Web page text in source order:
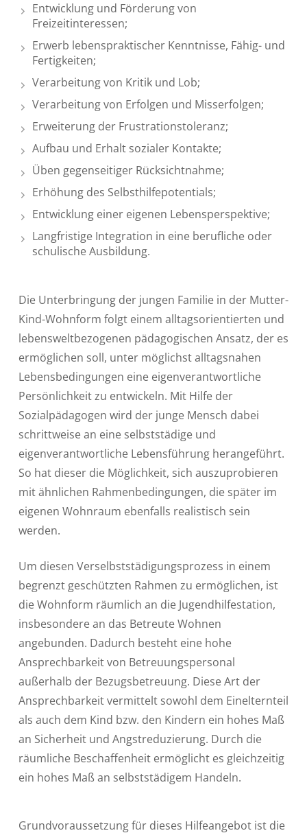
Entwicklung und Förderung von
Freizeitinteressen;
Erwerb lebenspraktischer Kenntnisse, Fähig- und
Fertigkeiten;
Verarbeitung von Kritik und Lob;
Verarbeitung von Erfolgen und Misserfolgen;
Erweiterung der Frustrationstoleranz;
Aufbau und Erhalt sozialer Kontakte;
Üben gegenseitiger Rücksichtnahme;
Erhöhung des Selbsthilfepotentials;
Entwicklung einer eigenen Lebensperspektive;
Langfristige Integration in eine berufliche oder
schulische Ausbildung.
Die Unterbringung der jungen Familie in der Mutter-
Kind-Wohnform folgt einem alltagsorientierten und
lebensweltbezogenen pädagogischen Ansatz, der es
ermöglichen soll, unter möglichst alltagsnahen
Lebensbedingungen eine eigenverantwortliche
Persönlichkeit zu entwickeln. Mit Hilfe der
Sozialpädagogen wird der junge Mensch dabei
schrittweise an eine selbststädige und
eigenverantwortliche Lebensführung herangeführt.
So hat dieser die Möglichkeit, sich auszuprobieren
mit ähnlichen Rahmenbedingungen, die später im
eigenen Wohnraum ebenfalls realistisch sein
werden.
Um diesen Verselbststädigungsprozess in einem
begrenzt geschützten Rahmen zu ermöglichen, ist
die Wohnform räumlich an die Jugendhilfestation,
insbesondere an das Betreute Wohnen
angebunden. Dadurch besteht eine hohe
Ansprechbarkeit von Betreuungspersonal
außerhalb der Bezugsbetreuung. Diese Art der
Ansprechbarkeit vermittelt sowohl dem Einelternteil
als auch dem Kind bzw. den Kindern ein hohes Maß
an Sicherheit und Angstreduzierung. Durch die
räumliche Beschaffenheit ermöglicht es gleichzeitig
ein hohes Maß an selbststädigem Handeln.
Grundvoraussetzung für dieses Hilfeangebot ist die